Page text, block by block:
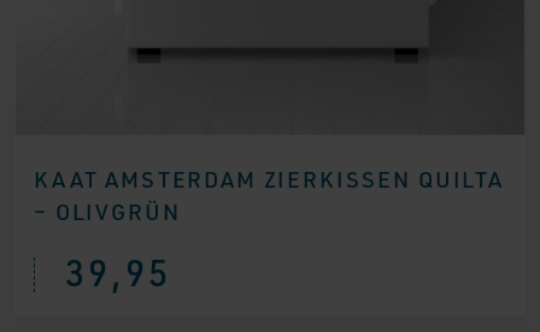
KAAT AMSTERDAM ZIERKISSEN QUILTA
– OLIVGRÜN
39,95